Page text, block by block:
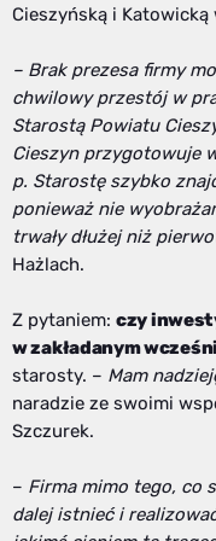
Cieszyńską i
– Brak prezesa firmy
chwilowy przestój w
Starostą Powiatu
Cieszyn przygotowuje
p. Starostę szybko
ponieważ nie
trwały dłużej niż
Hażlach.
Z pytaniem: czy
w zakładanym
starosty. – Mam
naradzie ze swoimi
Szczurek.
– Firma mimo tego, co
dalej istnieć i